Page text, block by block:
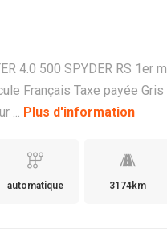
4.0 500 SPYDER RS 1er
Français Taxe payée Gris
... Plus d'information
automatique 3174km